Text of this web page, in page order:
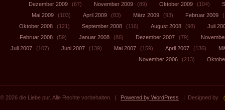
Dezember 2009
(67) November 2009 (89) Oktober 2009 (104)
Mai 2009
(103) April 2009 (83) März 2009 (93) Februar 2009
Oktober 2008
(121) September 2008 (116) August 2008 (98)
Juli
Februar 2008
(59) Januar 2008 (86) Dezember 2007 (79)
Juli 2007
(107) Juni 2007 (139) Mai 2007 (159) April 2007 (136)
November 2006
(213)
© 2026 die Liebe pur. Alle Rechte vorbehalten. | Powered by WordPress | Designed by